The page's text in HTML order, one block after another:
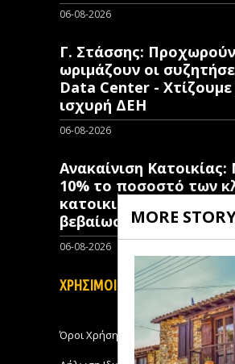
MORE
06-08-2026
Γ. Στάσσης:
ωριμάζουν οι
Data Center - Χτίζουμε
ισχυρή ΔΕΗ
06-08-2026
Ανακαίνιση Κατοικίας:
10% το ποσοστό των
κατοικιών που έχουν
βεβαίωση ένταξης
06-08-2026
ΧΡΗΣΙΜΟΙ ΣΥΝΔΕΣΜΟΙ
Όροι Χρήσης